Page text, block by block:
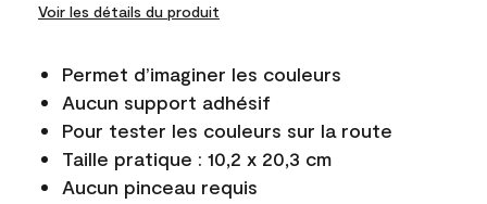
Voir les détails du produit
Permet d’imaginer les couleurs
Aucun support adhésif
Pour tester les couleurs sur la route
Taille pratique : 10,2 x 20,3 cm
Aucun pinceau requis